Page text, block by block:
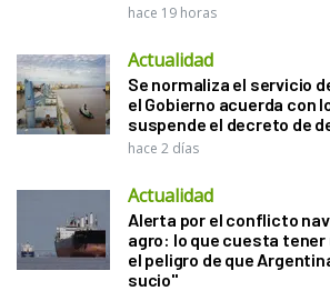
hace 19 horas
Actualidad
Se normaliza el servicio
el Gobierno acuerda con
suspende el decreto de
hace 2 días
Actualidad
Alerta por el conflicto
agro: lo que cuesta tener
el peligro de que
sucio"